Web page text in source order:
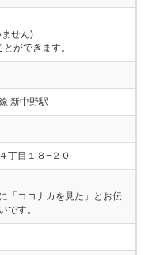
せん)
ができます。
新中野駅
丁目１８−２０
「ココナカを見た」とお伝
です。